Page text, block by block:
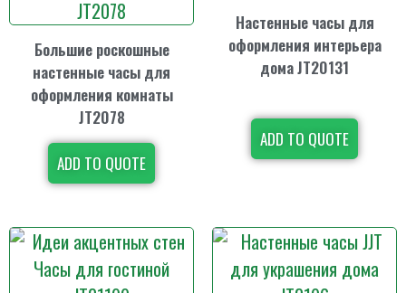
Большие роскошные
настенные часы для
оформления комнаты
JT2078
ADD TO QUOTE
Настенные часы для
оформления интерьера
дома JT20131
ADD TO QUOTE